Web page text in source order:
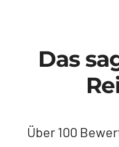
Das
Über 100